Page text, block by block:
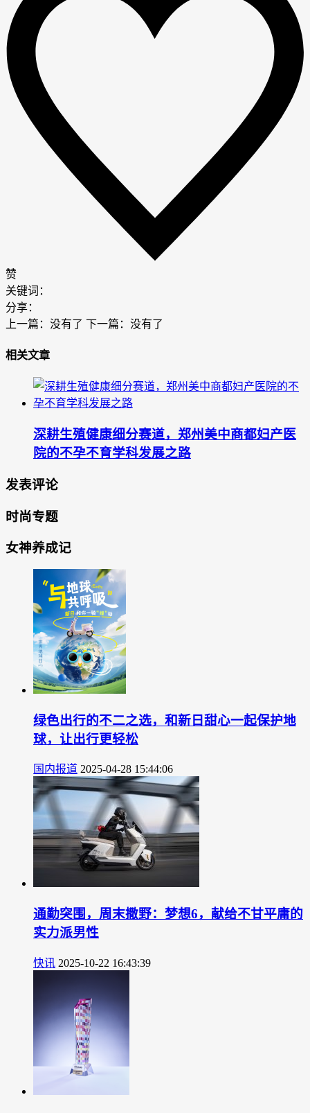
赞
关键词：
分享：
上一篇：没有了 下一篇：没有了
相关文章
深耕生殖健康细分赛道，郑州美中商都妇产医
院的不孕不育学科发展之路
发表评论
时尚专题
女神养成记
绿色出行的不二之选，和新日甜心一起保护地
球，让出行更轻松
国内报道 2025-04-28 15:44:06
通勤突围，周末撒野：梦想6，献给不甘平庸的
实力派男性
快讯 2025-10-22 16:43:39